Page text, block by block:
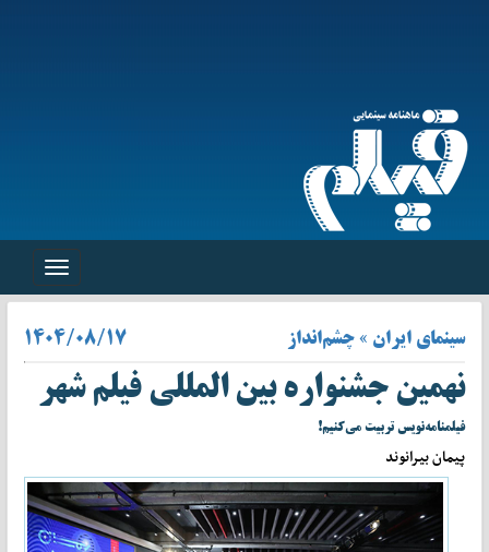
Toggle
سینمای ایران » چشم‌انداز ۱۴۰۴/۰۸/۱۷
نهمین جشنواره بین المللی فیلم شهر
فیلمنامه‌نویس تربیت می‌کنیم!
پیمان بیرانوند